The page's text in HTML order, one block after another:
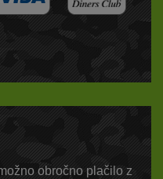
obročno plačilo z